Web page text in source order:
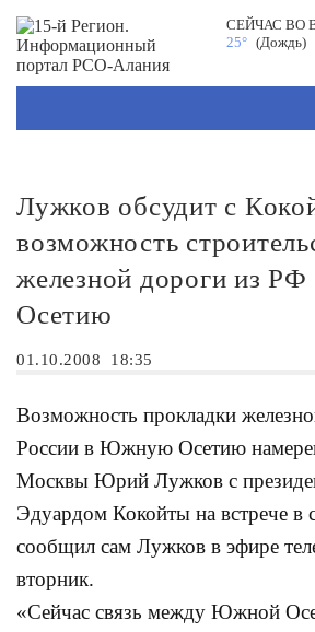
СЕЙЧАС ВО
25° (Дождь)
Лужков обсудит с
возможность
железной дороги из
Осетию
01.10.2008 18:35
Возможность прокладки
России в Южную Осетию
Москвы Юрий Лужков с
Эдуардом Кокойты на встрече в
сообщил сам Лужков в эфире
вторник.
«Сейчас связь между Южной